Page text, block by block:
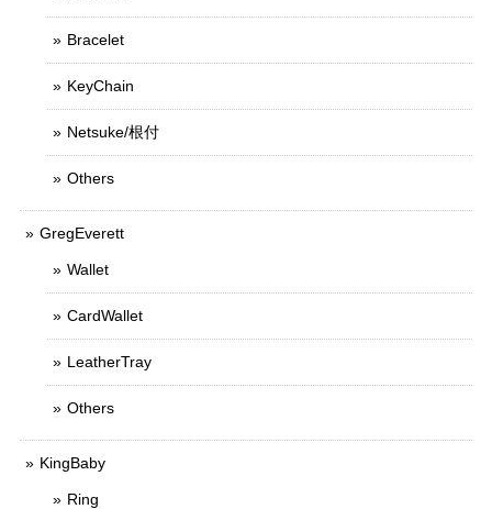
Bracelet
KeyChain
Netsuke/根付
Others
GregEverett
Wallet
CardWallet
LeatherTray
Others
KingBaby
Ring